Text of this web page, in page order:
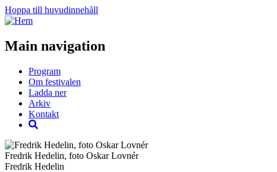
Hoppa till huvudinnehåll
Main navigation
Program
Om festivalen
Ladda ner
Arkiv
Kontakt
Fredrik Hedelin, foto Oskar Lovnér
Fredrik Hedelin